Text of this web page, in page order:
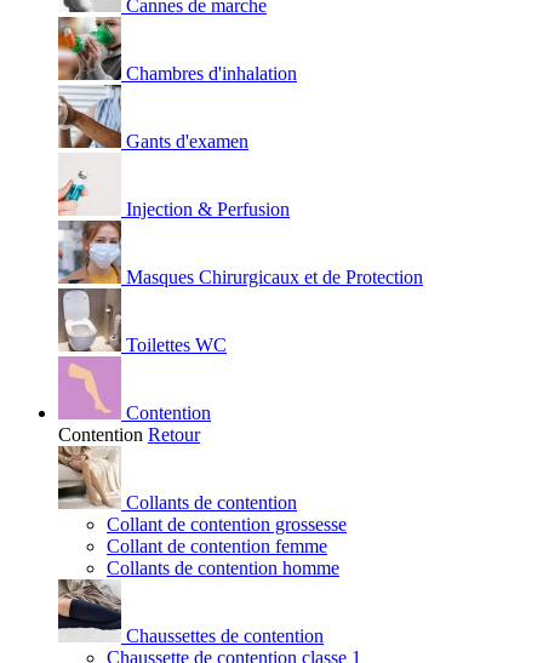
Cannes de marche
Chambres d'inhalation
Gants d'examen
Injection & Perfusion
Masques Chirurgicaux et de Protection
Toilettes WC
Contention
Contention Retour
Collants de contention
Collant de contention grossesse
Collant de contention femme
Collants de contention homme
Chaussettes de contention
Chaussette de contention classe 1